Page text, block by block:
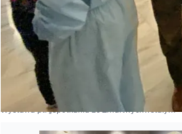
Wystawa pt. „Spotkania ze Zmartwychwstałym”